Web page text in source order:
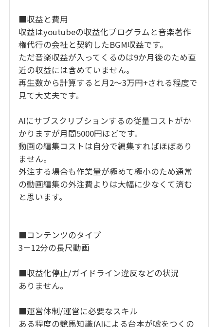
■収益と費用
収益はyoutubeの収益化プログラムと音楽著作
権代行の会社と契約したBGM収益です。
ただ音楽収益が入ってくるのは9か月後のため直
近の収益には含めていません。
再生数から計算すると月2～3万円+される程度で
見て大丈夫です。
AIにサブスクリプションするの従量コストがか
かりますが月間5000円ほどです。
動画の編集コストは自分で編集すればほぼあり
ません。
外注する場合も作業量が極めて極小のため通常
の動画編集の外注費よりは大幅に少なくて済む
と思います。
■コンテンツのタイプ
3－12分の長尺動画
■収益化停止/ガイドライン違反などの状況
ありません。
■運営体制/運営に必要なスキル
ある程度の競馬知識(AIによる台本が嘘をつくの